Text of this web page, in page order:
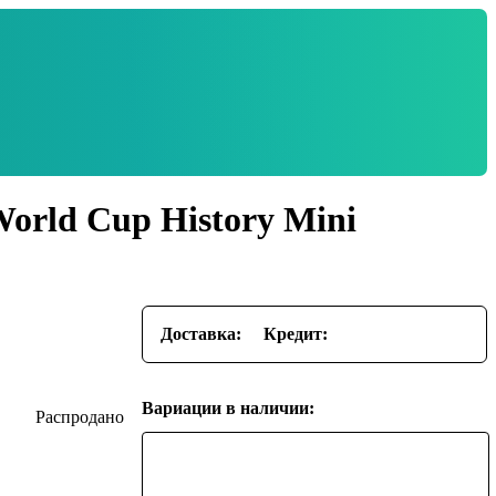
Cup History Mini
Доставка: Кредит:
Вариации в наличии: